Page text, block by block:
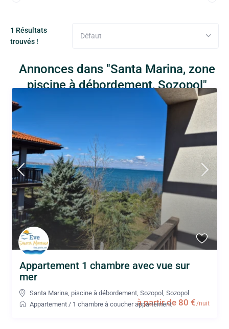
1 Résultats
trouvés !
Défaut
Annonces dans "Santa Marina, zone
piscine à débordement, Sozopol"
à partir de 80 €/nuit
Appartement 1 chambre avec vue sur
mer
Santa Marina, piscine à débordement, Sozopol ,Sozopol
Appartement / 1 chambre à coucher appartement